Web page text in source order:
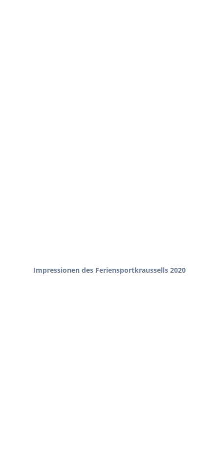
Impressionen des Feriensportkraussells 2020